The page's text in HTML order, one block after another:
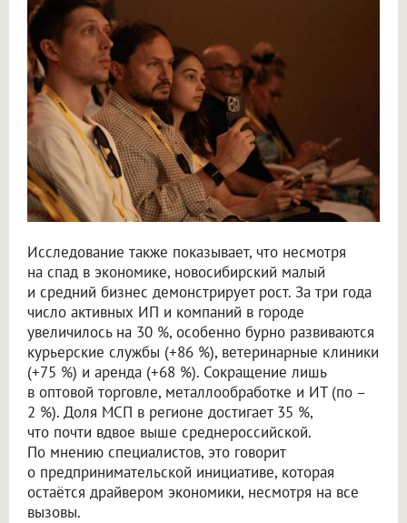
Исследование также показывает, что несмотря
на спад в экономике, новосибирский малый
и средний бизнес демонстрирует рост. За три года
число активных ИП и компаний в городе
увеличилось на 30 %, особенно бурно развиваются
курьерские службы (+86 %), ветеринарные клиники
(+75 %) и аренда (+68 %). Сокращение лишь
в оптовой торговле, металлообработке и ИТ (по –
2 %). Доля МСП в регионе достигает 35 %,
что почти вдвое выше среднероссийской.
По мнению специалистов, это говорит
о предпринимательской инициативе, которая
остаётся драйвером экономики, несмотря на все
вызовы.